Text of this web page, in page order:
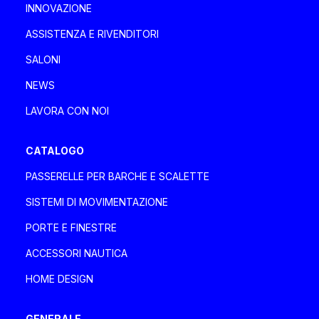
davaboatservice@gmail.com
DEA MARINE SRLS
Via degli Ulivi 2, 55049 Viareggio Viareggio
deamarinesrls@gmail.com
DENPAR MAKINA SAN. VE TIC A.Ş.
Özbek Sokak No.1 Kavacık, Beykoz Istanbul
Istanbul
INNOVAZIONE
ASSISTENZA E RIVENDITORI
SALONI
NEWS
LAVORA CON NOI
CATALOGO
PASSERELLE PER BARCHE E SCALETTE
SISTEMI DI MOVIMENTAZIONE
PORTE E FINESTRE
ACCESSORI NAUTICA
HOME DESIGN